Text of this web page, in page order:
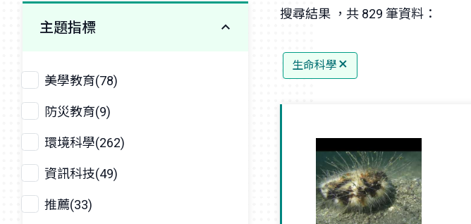
主題指標
美學教育(78)
防災教育(9)
環境科學(262)
資訊科技(49)
推薦(33)
搜尋結果 ，共 829 筆資料：
生命科學